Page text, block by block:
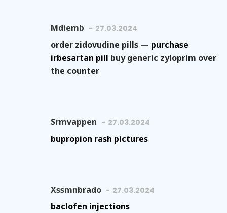
Mdiemb 27.03.2024
order zidovudine pills — purchase
irbesartan pill buy generic zyloprim over
the counter
Srmvappen 27.03.2024
bupropion rash pictures
Xssmnbrado 27.03.2024
baclofen injections